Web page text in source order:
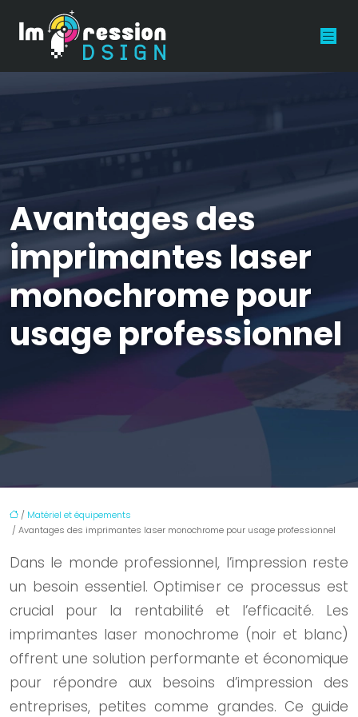
Avantages des
imprimantes laser
monochrome pour
usage professionnel
/ Matériel et équipements
/ Avantages des imprimantes laser monochrome pour usage professionnel
Dans le monde professionnel, l’impression reste
un besoin essentiel. Optimiser ce processus est
crucial pour la rentabilité et l’efficacité. Les
imprimantes laser monochrome (noir et blanc)
offrent une solution performante et économique
pour répondre aux besoins d’impression des
entreprises, petites comme grandes. Ce guide